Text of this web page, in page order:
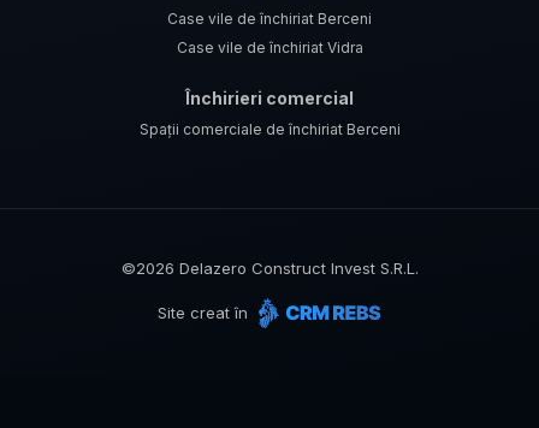
Case vile de închiriat Berceni
Case vile de închiriat Vidra
Închirieri comercial
Spații comerciale de închiriat Berceni
©2026 Delazero Construct Invest S.R.L.
Site creat în